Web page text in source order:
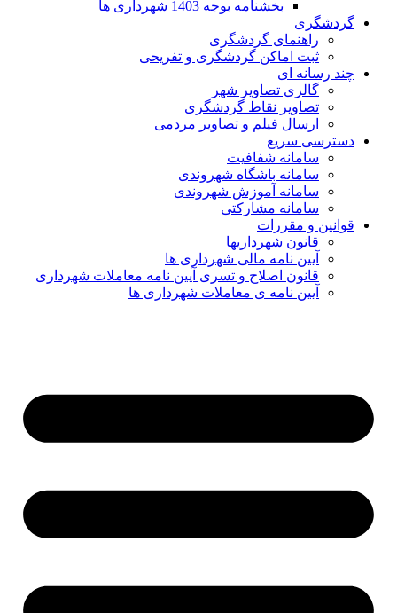
بخشنامه بوجه 1403 شهرداری ها
گردشگری
راهنمای گردشگری
ثبت اماکن گردشگری و تفریحی
چند رسانه ای
گالری تصاویر شهر
تصاویر نقاط گردشگری
ارسال فیلم و تصاویر مردمی
دسترسی سریع
سامانه شفافیت
سامانه باشگاه شهروندی
سامانه آموزش شهروندی
سامانه مشارکتی
قوانین و مقررات
قانون شهرداریها
آیین نامه مالی شهرداری ها
قانون اصلاح و تسری آیین نامه معاملات شهرداری
آیین نامه ی معاملات شهرداری ها